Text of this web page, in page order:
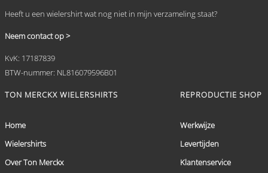
Heeft u een wielershirt wat nog niet in mijn verzameling staat?
Neem contact op >
KvK: 17187839
BTW-nummer: NL816079596B01
TON MERCKX WIELERSHIRTS
Home
Wielershirts
Over Ton Merckx
REPRODUCTIE SHOP
Werkwijze
Levertijden
Klantenservice